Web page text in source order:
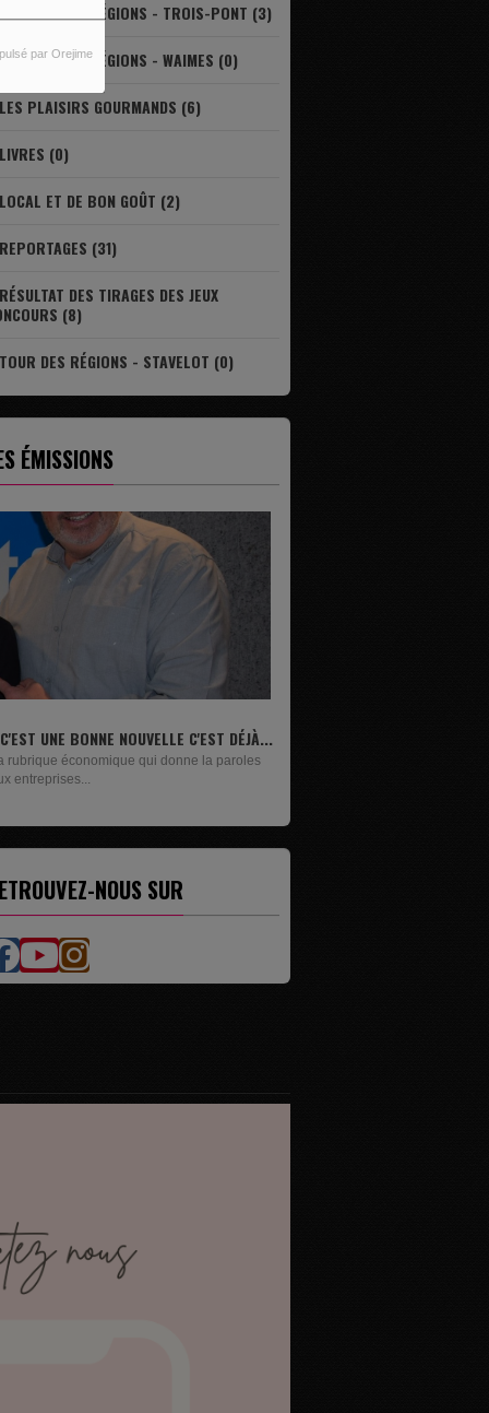
par Orejime
LE TOUR DES RÉGIONS - TROIS-PONT (3)
TOUR DES RÉGIONS - WAIMES (0)
LES PLAISIRS GOURMANDS (6)
LIVRES (0)
LOCAL ET DE BON GOÛT (2)
REPORTAGES (31)
RÉSULTAT DES TIRAGES DES JEUX
(8)
TOUR DES RÉGIONS - STAVELOT (0)
ÉMISSIONS
lundi sur deux, Maxime Janssens vous
les livres de...
NOUS SUR